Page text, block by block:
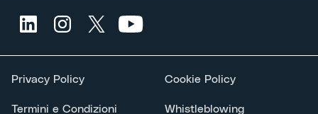
Privacy Policy Cookie Policy
Termini e Condizioni Whistleblowing